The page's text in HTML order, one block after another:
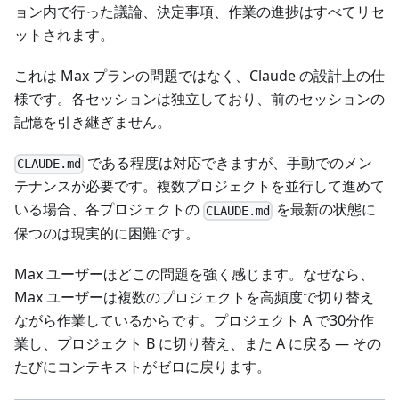
ョン内で行った議論、決定事項、作業の進捗はすべてリセ
ットされます。
これは Max プランの問題ではなく、Claude の設計上の仕
様です。各セッションは独立しており、前のセッションの
記憶を引き継ぎません。
CLAUDE.md
である程度は対応できますが、手動でのメン
テナンスが必要です。複数プロジェクトを並行して進めて
いる場合、各プロジェクトの CLAUDE.md
を最新の状態に
保つのは現実的に困難です。
Max ユーザーほどこの問題を強く感じます。なぜなら、
Max ユーザーは複数のプロジェクトを高頻度で切り替え
ながら作業しているからです。プロジェクト A で30分作
業し、プロジェクト B に切り替え、また A に戻る — その
たびにコンテキストがゼロに戻ります。